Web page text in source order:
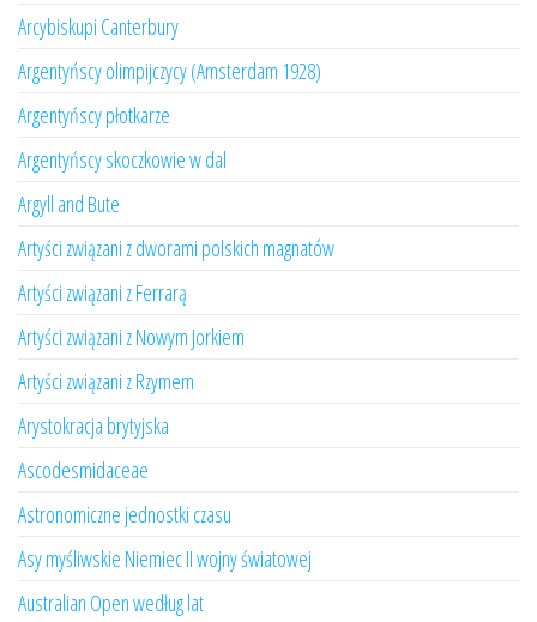
Arcybiskupi Canterbury
Argentyńscy olimpijczycy (Amsterdam 1928)
Argentyńscy płotkarze
Argentyńscy skoczkowie w dal
Argyll and Bute
Artyści związani z dworami polskich magnatów
Artyści związani z Ferrarą
Artyści związani z Nowym Jorkiem
Artyści związani z Rzymem
Arystokracja brytyjska
Ascodesmidaceae
Astronomiczne jednostki czasu
Asy myśliwskie Niemiec II wojny światowej
Australian Open według lat